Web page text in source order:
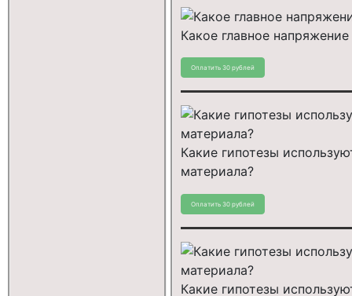
Какое главное
Какие гипотезы
материала?
Какие гипотезы